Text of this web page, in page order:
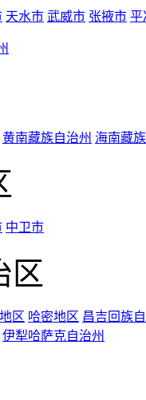
天水市 武威市 张掖市 平
黄南藏族自治州 海南藏
中卫市
区
区 哈密地区 昌吉回族
伊犁哈萨克自治州